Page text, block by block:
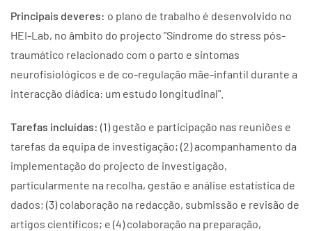
Principais deveres: o plano de trabalho é desenvolvido no
HEI-Lab, no âmbito do projecto "Síndrome do stress pós-
traumático relacionado com o parto e sintomas
neurofisiológicos e de co-regulação mãe-infantil durante a
interacção diádica: um estudo longitudinal".
Tarefas incluídas: (1) gestão e participação nas reuniões e
tarefas da equipa de investigação; (2) acompanhamento da
implementação do projecto de investigação,
particularmente na recolha, gestão e análise estatística de
dados; (3) colaboração na redacção, submissão e revisão de
artigos científicos; e (4) colaboração na preparação,